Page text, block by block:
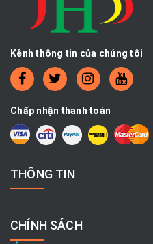
Kênh thông tin của chúng tôi
Chấp nhận thanh toán
THÔNG TIN
CHÍNH SÁCH